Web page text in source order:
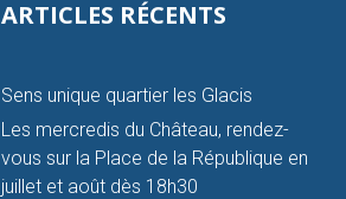
ARTICLES RÉCENTS
Sens unique quartier les Glacis
Les mercredis du Château, rendez-
vous sur la Place de la République en
juillet et août dès 18h30